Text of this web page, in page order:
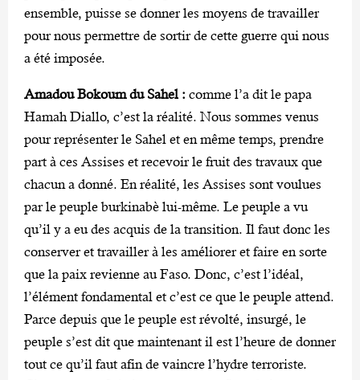
ensemble, puisse se donner les moyens de travailler
pour nous permettre de sortir de cette guerre qui nous
a été imposée.
Amadou Bokoum du Sahel : comme l’a dit le papa
Hamah Diallo, c’est la réalité. Nous sommes venus
pour représenter le Sahel et en même temps, prendre
part à ces Assises et recevoir le fruit des travaux que
chacun a donné. En réalité, les Assises sont voulues
par le peuple burkinabè lui-même. Le peuple a vu
qu’il y a eu des acquis de la transition. Il faut donc les
conserver et travailler à les améliorer et faire en sorte
que la paix revienne au Faso. Donc, c’est l’idéal,
l’élément fondamental et c’est ce que le peuple attend.
Parce depuis que le peuple est révolté, insurgé, le
peuple s’est dit que maintenant il est l’heure de donner
tout ce qu’il faut afin de vaincre l’hydre terroriste.